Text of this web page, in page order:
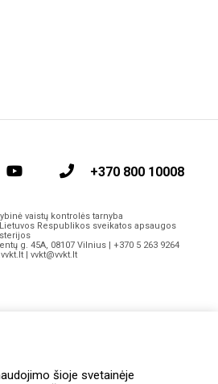
šioje svetainėje
+370 800 10008
vaistų kontrolės tarnyba
Respublikos sveikatos apsaugos
g. 45A, 08107 Vilnius | +370 5 263 9264
| vvkt@vvkt.lt